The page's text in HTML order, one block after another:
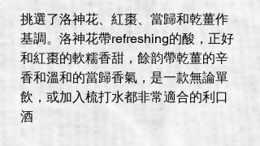
挑選了洛神花、紅棗、當歸和乾薑作
基調。洛神花帶refreshing的酸，正好
和紅棗的軟糯香甜，餘韵帶乾薑的辛
香和溫和的當歸香氣，是一款無論單
飲，或加入梳打水都非常適合的利口
酒